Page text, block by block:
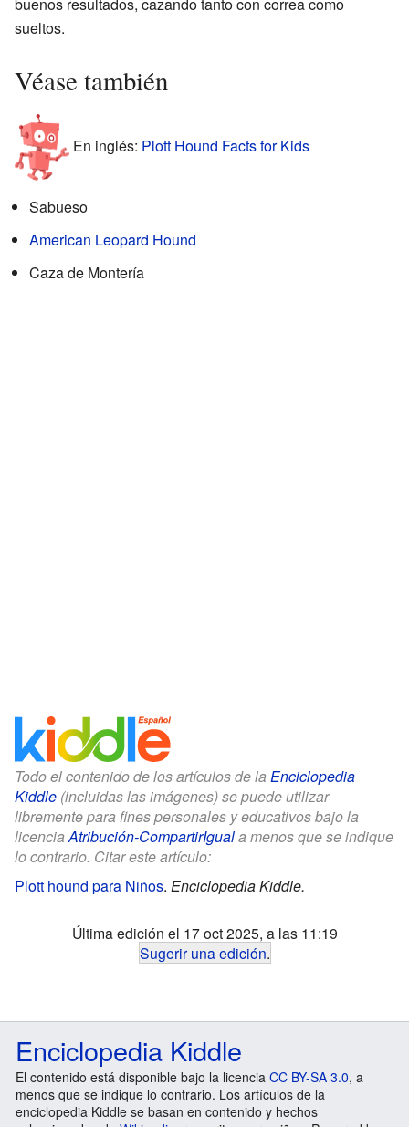
buenos resultados, cazando tanto con correa como
sueltos.
Véase también
En inglés: Plott Hound Facts for Kids
Sabueso
American Leopard Hound
Caza de Montería
Todo el contenido de los artículos de la Enciclopedia
Kiddle (incluidas las imágenes) se puede utilizar
libremente para fines personales y educativos bajo la
licenciaAtribución-CompartirIguala menos que se indique
lo contrario. Citar este artículo:
Plott hound para Niños. Enciclopedia Kiddle.
Última edición el 17 oct 2025, a las 11:19
Sugerir una edición.
Enciclopedia Kiddle
El contenido está disponible bajo la licencia CC BY-SA 3.0, a
menos que se indique lo contrario. Los artículos de la
enciclopedia Kiddle se basan en contenido y hechos